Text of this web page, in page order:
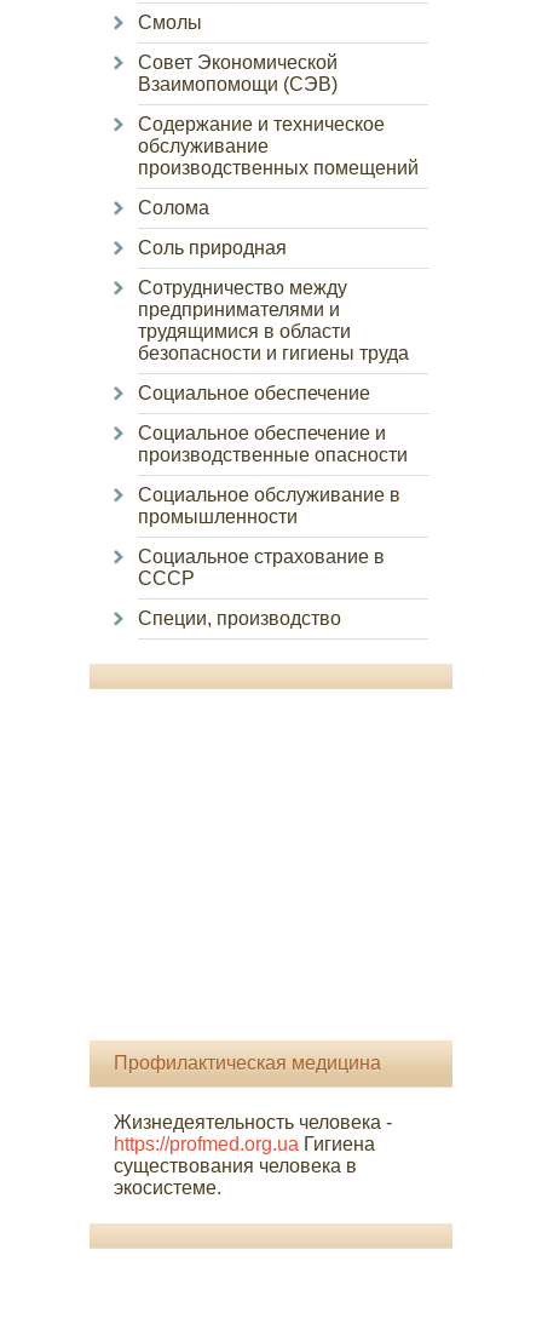
Смолы
Совет Экономической
Взаимопомощи (СЭВ)
Содержание и техническое
обслуживание
производственных помещений
Солома
Соль природная
Сотрудничество между
предпринимателями и
трудящимися в области
безопасности и гигиены труда
Социальное обеспечение
Социальное обеспечение и
производственные опасности
Социальное обслуживание в
промышленности
Социальное страхование в
СССР
Специи, производство
Профилактическая медицина
Жизнедеятельность человека -
https://profmed.org.ua Гигиена
существования человека в
экосистеме.